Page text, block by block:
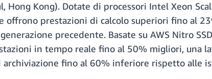
Hong Kong). Dotate di processori Intel Xeon
offrono prestazioni di calcolo superiori fino al
precedente. Basate su AWS Nitro
in tempo reale fino al 50% migliori, una
fino al 60% inferiore rispetto alle